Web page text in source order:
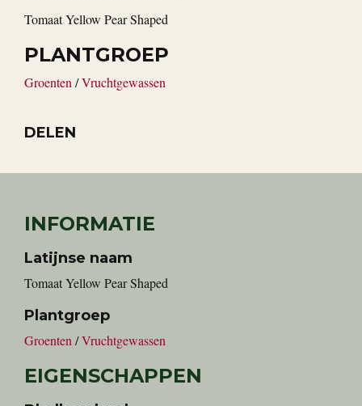
Tomaat Yellow Pear Shaped
PLANTGROEP
Groenten /Vruchtgewassen
DELEN
INFORMATIE
Latijnse naam
Tomaat Yellow Pear Shaped
Plantgroep
Groenten /Vruchtgewassen
EIGENSCHAPPEN